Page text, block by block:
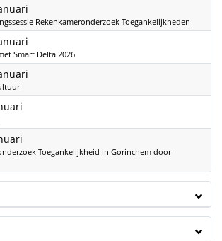
Rekenkameronderzoek Toegankelijkheden
Smart Delta 2026
Toegankelijkheid in Gorinchem door